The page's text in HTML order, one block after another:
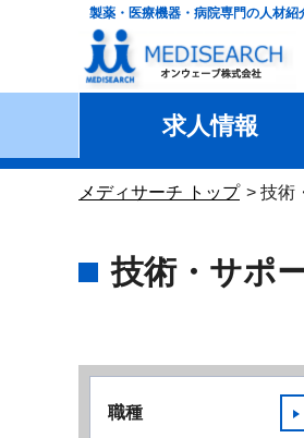
製薬・医療機器・病院専門の人材紹
求人情報
メディサーチ トップ 技術
技術・サポ
職種